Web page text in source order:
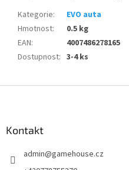
Kategorie:
EVO auta
Hmotnost:
0.5 kg
EAN:
4007486278165
Dostupnost: 3-4 ks
Kontakt
admin@gamehouse.cz